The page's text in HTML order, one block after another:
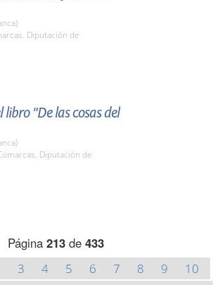
Diputación de
libro "De las cosas del
Diputación de
Página 213de 433
3 4 5 6 7 8 9
10